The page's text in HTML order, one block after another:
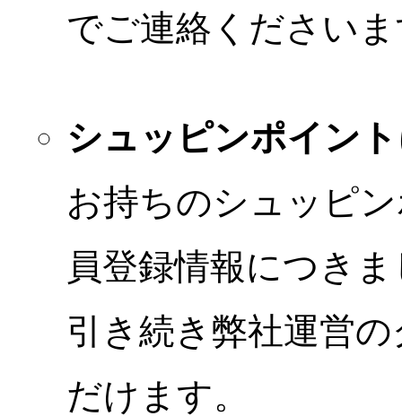
でご連絡ください
シュッピンポイン
お持ちのシュッピ
員登録情報につき
引き続き弊社運営
だけます。